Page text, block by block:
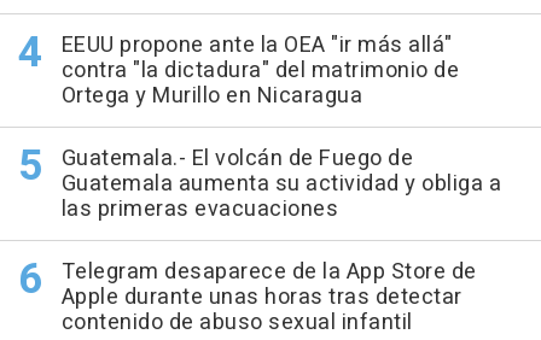
EEUU propone ante la OEA "ir más allá"
contra "la dictadura" del matrimonio de
Ortega y Murillo en Nicaragua
Guatemala.- El volcán de Fuego de
Guatemala aumenta su actividad y obliga a
las primeras evacuaciones
Telegram desaparece de la App Store de
Apple durante unas horas tras detectar
contenido de abuso sexual infantil